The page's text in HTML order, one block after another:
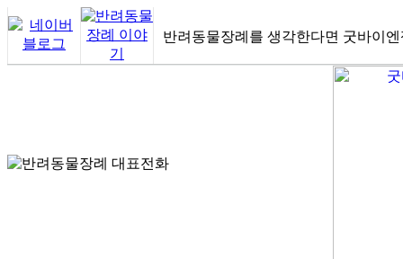
반려동물장례를 생각한다면 굿바이엔